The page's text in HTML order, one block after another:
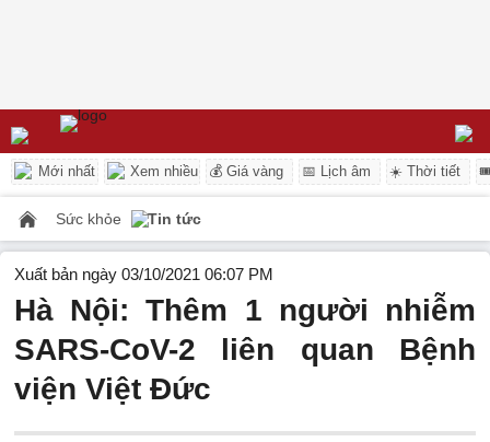
Mới nhất Xem nhiều 💰 Giá vàng 📅 Lịch âm ☀️ Thời tiết
Sức khỏe Tin tức
Xuất bản ngày 03/10/2021 06:07 PM
Hà Nội: Thêm 1 người nhiễm
SARS-CoV-2 liên quan Bệnh
viện Việt Đức